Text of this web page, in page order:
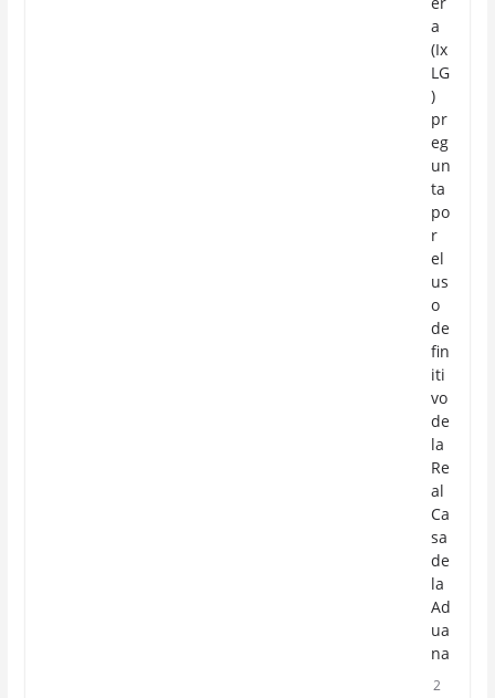
a
(Ix
LG
)
pr
eg
un
ta
po
r
el
us
o
de
fin
iti
vo
de
la
Re
al
Ca
sa
de
la
Ad
ua
na
2